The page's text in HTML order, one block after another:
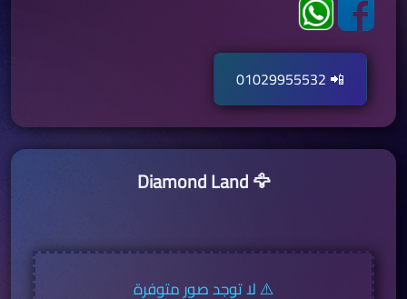
📲 01029955532
🦅 Diamond Land
لا توجد صور متوفرة ⚠️